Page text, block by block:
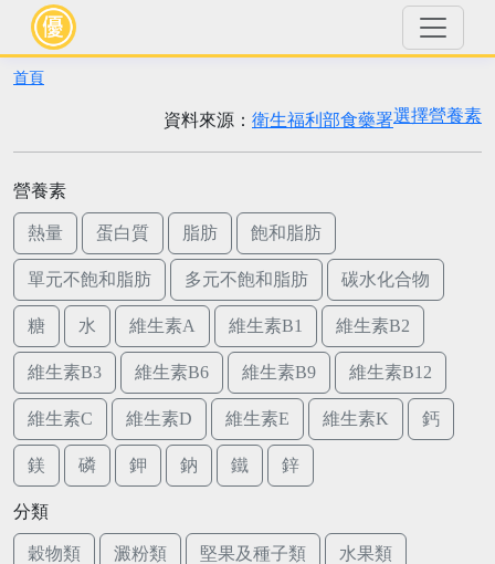
首頁
選擇營養素
資料來源： 衛生福利部食藥署
營養素
熱量 蛋白質 脂肪 飽和脂肪
單元不飽和脂肪 多元不飽和脂肪 碳水化合物
糖 水 維生素A 維生素B1 維生素B2
維生素B3 維生素B6 維生素B9 維生素B12
維生素C 維生素D 維生素E 維生素K 鈣
鎂 磷 鉀 鈉 鐵 鋅
分類
穀物類 澱粉類 堅果及種子類 水果類